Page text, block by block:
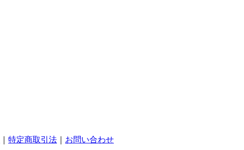
特定商取引法
お問い合わせ